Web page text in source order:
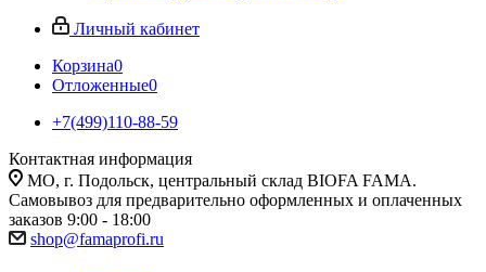
Личный кабинет
Корзина0
Отложенные0
+7(499)110-88-59
Контактная информация
МО, г. Подольск, центральный склад BIOFA FAMA.
Самовывоз для предварительно оформленных и оплаченных
заказов 9:00 - 18:00
shop@famaprofi.ru